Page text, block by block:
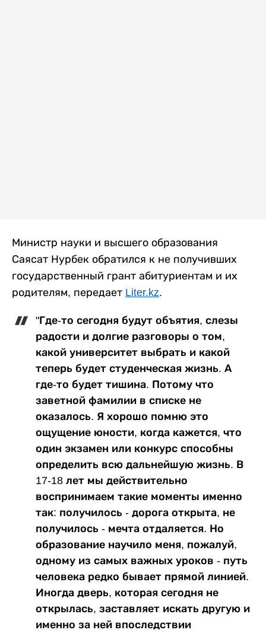
Министр науки и высшего образования
Саясат Нурбек обратился к не получивших
государственный грант абитуриентам и их
родителям, передает Liter.kz.
"Где-то сегодня будут объятия, слезы
радости и долгие разговоры о том,
какой университет выбрать и какой
теперь будет студенческая жизнь. А
где-то будет тишина. Потому что
заветной фамилии в списке не
оказалось. Я хорошо помню это
ощущение юности, когда кажется, что
один экзамен или конкурс способны
определить всю дальнейшую жизнь. В
17-18 лет мы действительно
воспринимаем такие моменты именно
так: получилось - дорога открыта, не
получилось - мечта отдаляется. Но
образование научило меня, пожалуй,
одному из самых важных уроков - путь
человека редко бывает прямой линией.
Иногда дверь, которая сегодня не
открылась, заставляет искать другую и
именно за ней впоследствии